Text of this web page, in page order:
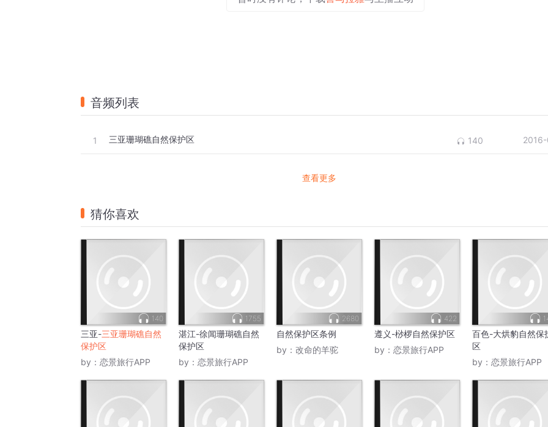
音频列表
1 三亚珊瑚礁自然保护区 140
查看更多
猜你喜欢
140
三亚-三亚珊瑚礁自然
保护区
by： 恋景旅行APP
1755
湛江-徐闻珊瑚礁自然
保护区
by： 恋景旅行APP
2680
自然保护区条例
by： 改命的羊驼
422
遵义-桫椤自然保护区
by： 恋景旅行APP
百色-大烘豹自然保
区
by： 恋景旅行APP